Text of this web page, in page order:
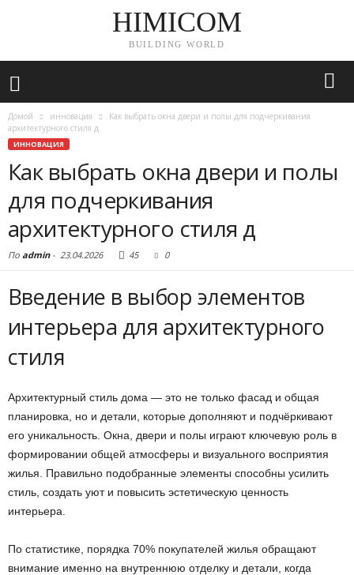
HIMICOM
BUILDING WORLD
Домой инновация
Как выбрать окна двери и полы для подчеркивания
архитектурного стиля д
ИННОВАЦИЯ
Как выбрать окна двери и полы
для подчеркивания
архитектурного стиля д
По admin- 23.04.2026 45 0
Введение в выбор элементов
интерьера для архитектурного
стиля
Архитектурный стиль дома — это не только фасад и общая
планировка, но и детали, которые дополняют и подчёркивают
его уникальность. Окна, двери и полы играют ключевую роль в
формировании общей атмосферы и визуального восприятия
жилья. Правильно подобранные элементы способны усилить
стиль, создать уют и повысить эстетическую ценность
интерьера.
По статистике, порядка 70% покупателей жилья обращают
внимание именно на внутреннюю отделку и детали, когда